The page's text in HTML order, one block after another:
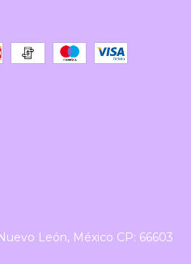
León, México CP: 66603